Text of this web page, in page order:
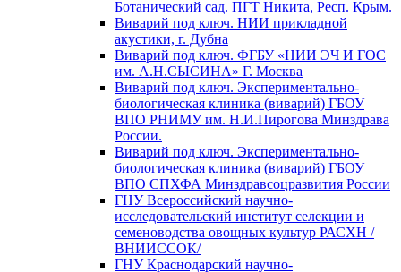
Ботанический сад. ПГТ Никита, Респ. Крым.
Виварий под ключ. НИИ прикладной
акустики, г. Дубна
Виварий под ключ. ФГБУ «НИИ ЭЧ И ГОС
им. А.Н.СЫСИНА» Г. Москва
Виварий под ключ. Экспериментально-
биологическая клиника (виварий) ГБОУ
ВПО РНИМУ им. Н.И.Пирогова Минздрава
России.
Виварий под ключ. Экспериментально-
биологическая клиника (виварий) ГБОУ
ВПО СПХФА Минздравсоцразвития России
ГНУ Всероссийский научно-
исследовательский институт селекции и
семеноводства овощных культур РАСХН /
ВНИИССОК/
ГНУ Краснодарский научно-